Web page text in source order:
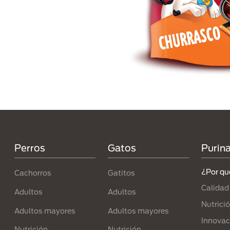
Perros
Cachorros
Adultos
Adultos mayores
Gatos
Gatitos
Adultos
Adultos mayores
¿Por
Calidad